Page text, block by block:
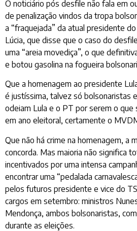
O noticiário pós desfile não fala em
de penalização vindos da tropa
a “fraquejada” da atual presidente
Lúcia, que disse que o caso do
uma “areia movediça”, o que
e botou gasolina na fogueira
Que a homenagem ao presidente
é justíssima, talvez só bolsonaristas
odeiam Lula e o PT por serem o que
em ano eleitoral, certamente o
Que não há crime na homenagem, a
concorda. Mas maioria não significa
incentivados por uma intensa
encontrar uma “pedalada
pelos futuros presidente e vice do
cargos em setembro: ministros
Mendonça, ambos bolsonaristas,
durante as eleições.